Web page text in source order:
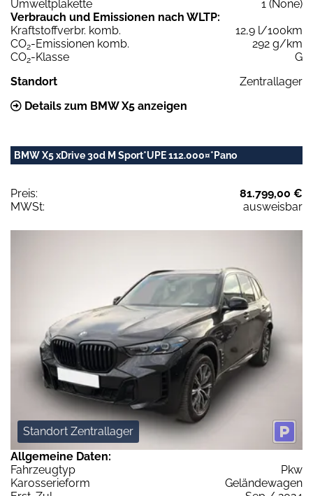
Umweltplakette
1 (None)
Verbrauch und Emissionen nach WLTP:
Kraftstoffverbr. komb.
12,9 l/100km
CO2-Emissionen komb.
292 g/km
CO2-Klasse
G
Standort
Zentrallager
Details zum BMW X5 anzeigen
BMW X5 xDrive 30d M Sport*UPE 112.000¤*Pano
Preis:
81.799,00 €
MWSt:
ausweisbar
Standort Zentrallager
Allgemeine Daten:
Fahrzeugtyp
Pkw
Karosserieform
Geländewagen